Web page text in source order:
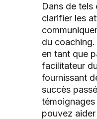
Dans de tels
clarifier les
du
en tant que
facilitateur
fournissant
succès
pouvez